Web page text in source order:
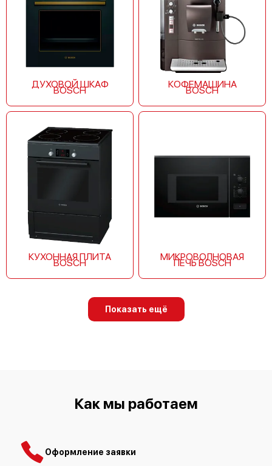
ДУХОВОЙ ШКАФ
BOSCH
КОФЕМАШИНА
BOSCH
КУХОННАЯ ПЛИТА
BOSCH
МИКРОВОЛНОВАЯ
ПЕЧЬ BOSCH
Показать ещё
Как мы работаем
Оформление заявки